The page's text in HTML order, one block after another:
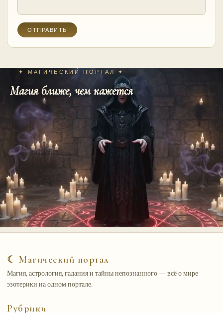
✦ МАГИЧЕСКИЙ ПОРТАЛ ✦
Магия ближе, чем кажется
☾ Магический портал
Магия, астрология, гадания и тайны непознанного — всё о мире
эзотерики на одном портале.
Рубрики